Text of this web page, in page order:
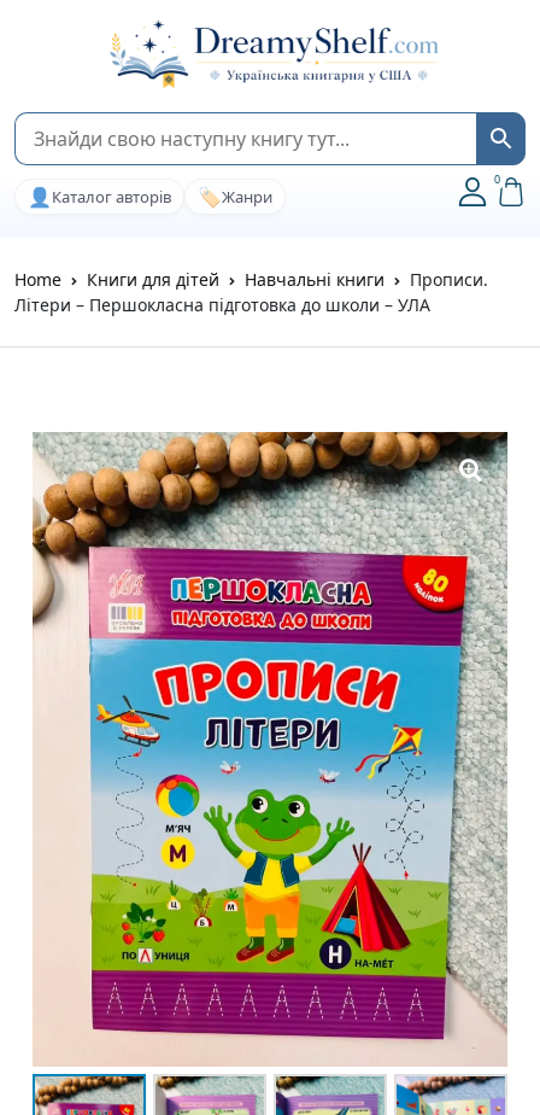
👤 Каталог авторів 🏷️Жанри
0
Home Книги для дітей Навчальні книги
Прописи.
Літери – Першокласна підготовка до школи – УЛА